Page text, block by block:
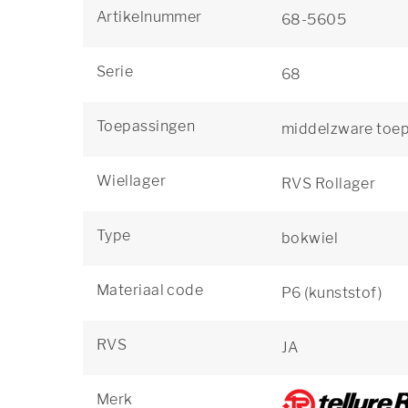
Artikelnummer 68-5605
Serie 68
Toepassingen middelzware
Wiellager RVS Rollager
Type bokwiel
Materiaal code P6 (kunststof)
RVS JA
Merk